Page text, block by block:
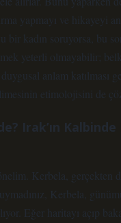
yapmayı ve hikayeyi
bir kadın soruyorsa, bu
yeterli olmayabilir;
anlam katılması
etimolojisini de
Irak’ın Kalbinde
Kerbela, gerçekten
Kerbela,
Eğer haritayı açıp